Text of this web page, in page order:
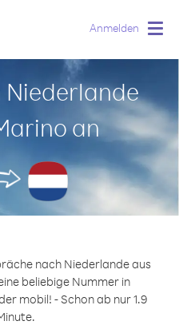
Anmelden
Niederlande
an
nach Niederlande aus
beliebige Nummer in
mobil! - Schon ab nur 1.9